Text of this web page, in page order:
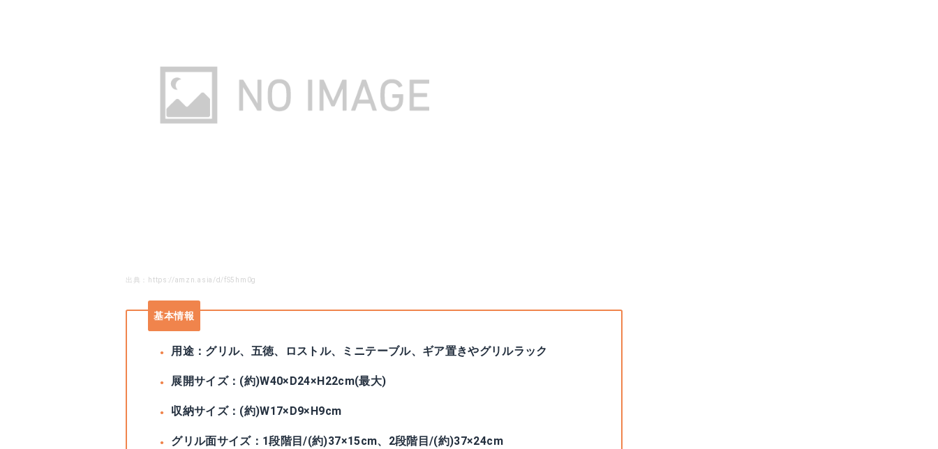
出典：https://amzn.asia/d/fS5hm0g
基本情報
用途：グリル、五徳、ロストル、ミニテーブル、ギア置きやグリルラック
展開サイズ：(約)W40×D24×H22cm(最大)
収納サイズ：(約)W17×D9×H9cm
グリル面サイズ：1段階目/(約)37×15cm、2段階目/(約)37×24cm